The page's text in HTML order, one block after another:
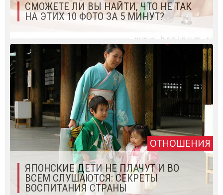
СМОЖЕТЕ ЛИ ВЫ НАЙТИ, ЧТО НЕ ТАК
НА ЭТИХ 10 ФОТО ЗА 5 МИНУТ?
ОТНОШЕНИЯ
ЯПОНCКИЕ ДЕТИ НЕ ПЛАЧУТ И ВО
ВСЕМ СЛУШАЮТСЯ: СЕКРЕТЫ
ВОСПИТАНИЯ СТРАНЫ